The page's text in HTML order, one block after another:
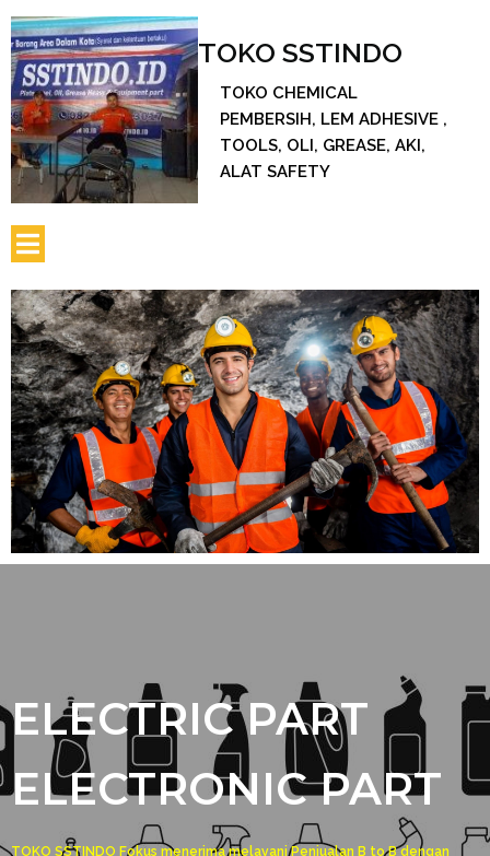
TOKO SSTINDO
TOKO CHEMICAL
PEMBERSIH, LEM ADHESIVE ,
TOOLS, OLI, GREASE, AKI,
ALAT SAFETY
ELECTRIC PART
ELECTRONIC PART
TOKO SSTINDO Fokus menerima melayani Penjualan B to B dengan